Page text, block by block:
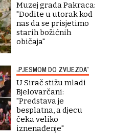
Muzej grada Pakraca:
"Dođite u utorak kod
nas da se prisjetimo
starih božićnih
običaja"
„PJESMOM DO ZVIJEZDA“
U Sirač stižu mladi
Bjelovarčani:
"Predstava je
besplatna, a djecu
čeka veliko
iznenađenje"